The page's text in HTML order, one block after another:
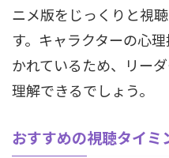
ニメ版をじっくりと視
す。キャラクターの心
かれているため、リー
理解できるでしょう。
おすすめの視聴タイミ